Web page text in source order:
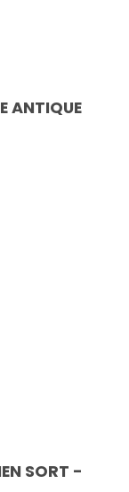
ANTIQUE
SORT -